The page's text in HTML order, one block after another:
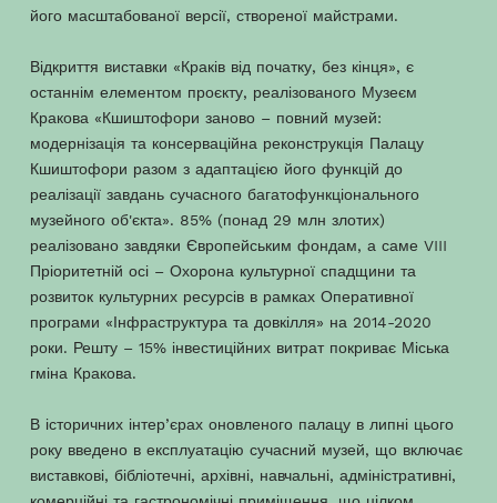
його масштабованої версії, створеної майстрами.
Відкриття виставки «Краків від початку, без кінця», є
останнім елементом проєкту, реалізованого Музеєм
Кракова «Кшиштофори заново – повний музей:
модернізація та консерваційна реконструкція Палацу
Кшиштофори разом з адаптацією його функцій до
реалізації завдань сучасного багатофункціонального
музейного об'єкта». 85% (понад 29 млн злотих)
реалізовано завдяки Європейським фондам, а саме VIII
Пріоритетній осі – Охорона культурної спадщини та
розвиток культурних ресурсів в рамках Оперативної
програми «Інфраструктура та довкілля» на 2014-2020
роки. Решту – 15% інвестиційних витрат покриває Міська
гміна Кракова.
В історичних інтер’єрах оновленого палацу в липні цього
року введено в експлуатацію сучасний музей, що включає
виставкові, бібліотечні, архівні, навчальні, адміністративні,